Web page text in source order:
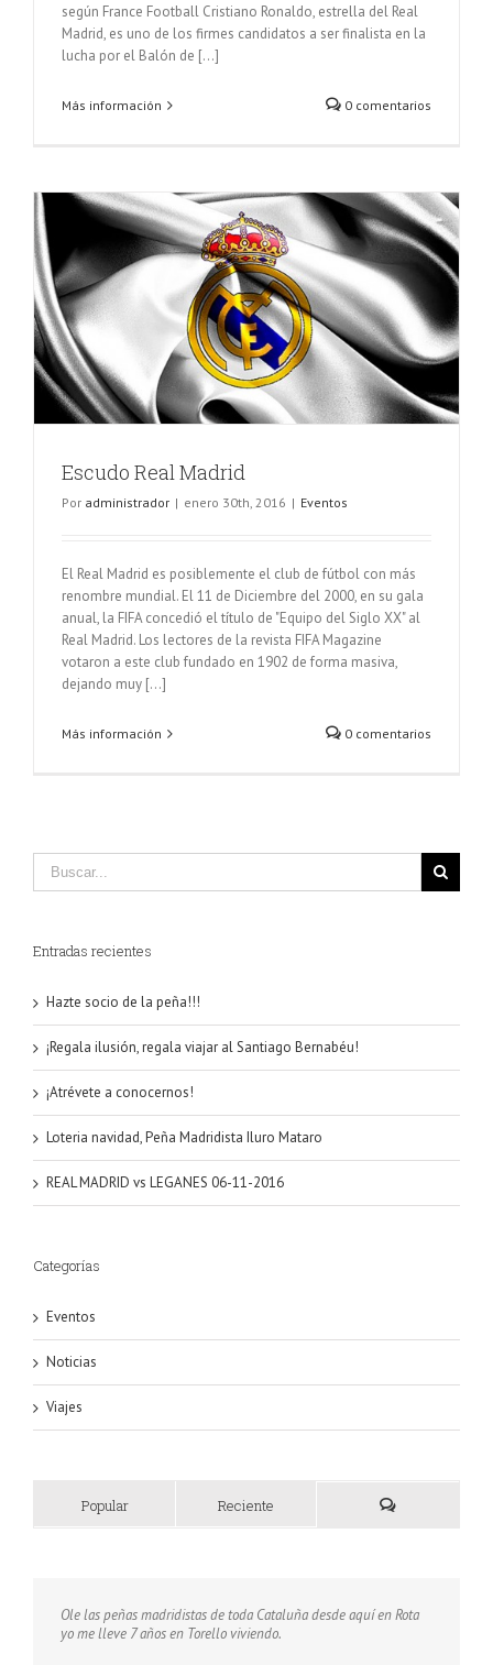
según France Football Cristiano Ronaldo, estrella del Real
Madrid, es uno de los firmes candidatos a ser finalista en la
lucha por el Balón de [...]
Más información 0 comentarios
Escudo Real Madrid
Por administrador | enero 30th, 2016 | Eventos
El Real Madrid es posiblemente el club de fútbol con más
renombre mundial. El 11 de Diciembre del 2000, en su gala
anual, la FIFA concedió el título de "Equipo del Siglo XX" al
Real Madrid. Los lectores de la revista FIFA Magazine
votaron a este club fundado en 1902 de forma masiva,
dejando muy [...]
Más información 0 comentarios
Entradas recientes
Hazte socio de la peña!!!
¡Regala ilusión, regala viajar al Santiago Bernabéu!
¡Atrévete a conocernos!
Loteria navidad, Peña Madridista Iluro Mataro
REAL MADRID vs LEGANES 06-11-2016
Categorías
Eventos
Noticias
Viajes
Popular Reciente
Ole las peñas madridistas de toda Cataluña desde aquí en Rota
yo me lleve 7 años en Torello viviendo.